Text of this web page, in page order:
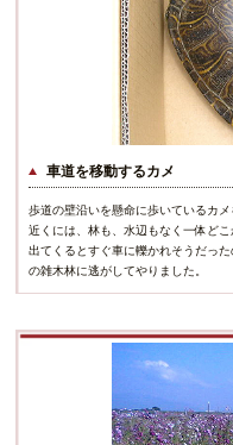
車道を移動するカメ
歩道の壁沿いを懸命に歩いているカメ
近くには、林も、水辺もなく一体ど
出てくるとすぐ車に轢かれそうだっ
の雑木林に逃がしてやりました。